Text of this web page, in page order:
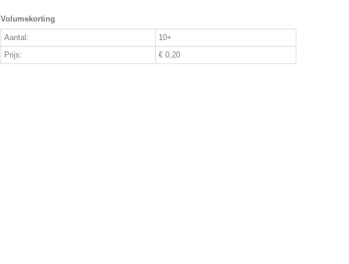
Volumekorting
Aantal:
10+
Prijs:
€ 0,20